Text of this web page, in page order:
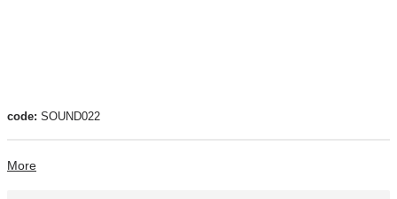
code: SOUND022
More